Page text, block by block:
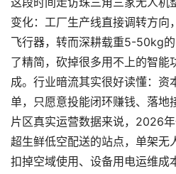
变化：工厂生产线直接调转方向
飞行器，转而深耕载重5-50kg
了精简，砍掉很多用不上的智能
成。行业暗流其实很好读懂：资
单，只愿意投能闭环赚钱、落地
片区真实运营数据来说，2026
超生鲜低空配送的站点，单架无
扣掉空域使用、设备用电运维成